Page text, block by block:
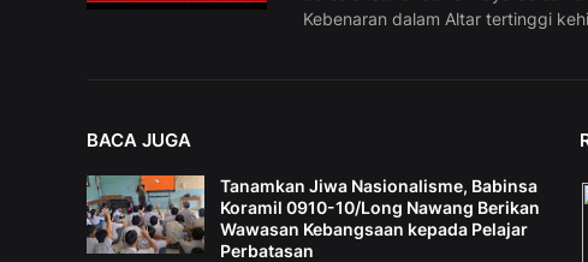
Kebenaran dalam Altar tertinggi
BACA JUGA
Tanamkan Jiwa Nasionalisme, Babinsa
Koramil 0910-10/Long Nawang Berikan
Wawasan Kebangsaan kepada Pelajar
Perbatasan